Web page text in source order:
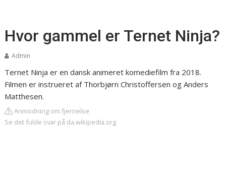
Hvor gammel er Ternet Ninja?
Admin
Ternet Ninja er en dansk animeret komediefilm fra 2018.
Filmen er instrueret af Thorbjørn Christoffersen og Anders
Matthesen.
Anmodning om fjernelse
Se det fulde svar på da.wikipedia.org